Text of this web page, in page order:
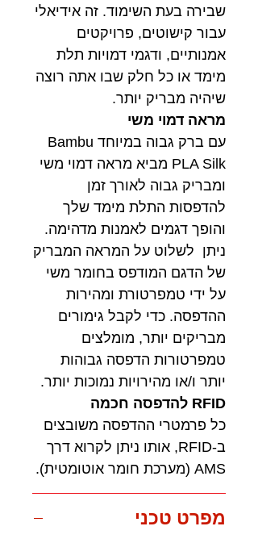
שבירה בעת השימוד. זה אידיאלי
עבור קישוטים, פרויקטים
אמנותיים, ודגמי דמויות תלת
מימד או כל חלק שבו אתה רוצה
שיהיה מבריק יותר.
מראה דמוי משי
עם ברק גבוה במיוחד Bambu
PLA Silk מביא מראה דמוי משי
ומבריק גבוה לאורך זמן
להדפסות התלת מימד שלך
והופך דגמים לאמנות מדהימה.
ניתן לשלוט על המראה המבריק
של הדגם המודפס בחומר משי
על ידי טמפרטורת ומהירות
ההדפסה. כדי לקבל גימורים
מבריקים יותר, מומלצים
טמפרטורות הדפסה גבוהות
יותר ו/או מהירויות נמוכות יותר.
RFID להדפסה חכמה
כל פרמטרי ההדפסה משובצים
ב-RFID, אותו ניתן לקרוא דרך
AMS (מערכת חומר אוטומטית).
מפרט טכני